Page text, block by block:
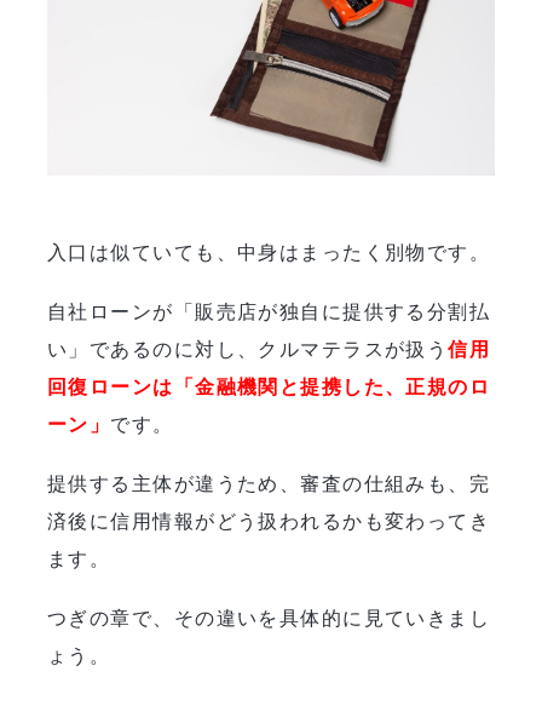
入口は似ていても、中身はまったく別物です。
自社ローンが「販売店が独自に提供する分割払
い」であるのに対し、クルマテラスが扱う信用
回復ローンは「金融機関と提携した、正規のロ
ーン」 です。
提供する主体が違うため、審査の仕組みも、完
済後に信用情報がどう扱われるかも変わってき
ます。
つぎの章で、その違いを具体的に見ていきまし
ょう。